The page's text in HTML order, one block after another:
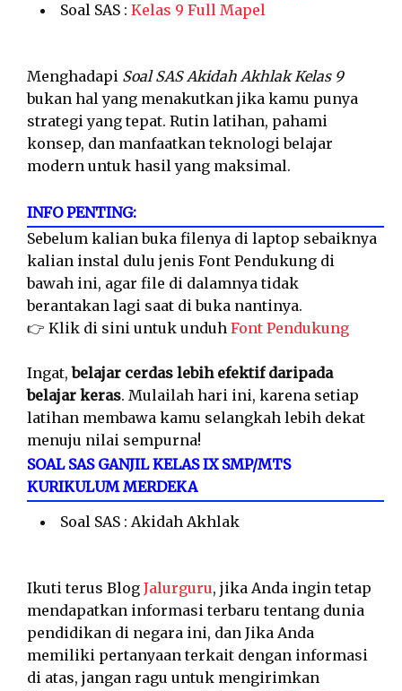
Soal SAS : Kelas 9 Full Mapel
Menghadapi Soal SAS Akidah Akhlak Kelas 9
bukan hal yang menakutkan jika kamu punya
strategi yang tepat. Rutin latihan, pahami
konsep, dan manfaatkan teknologi belajar
modern untuk hasil yang maksimal.
INFO PENTING:
Sebelum kalian buka filenya di laptop sebaiknya
kalian instal dulu jenis Font Pendukung di
bawah ini, agar file di dalamnya tidak
berantakan lagi saat di buka nantinya.
👉 Klik di sini untuk unduh Font Pendukung
Ingat,belajar cerdas lebih efektif daripada
belajar keras. Mulailah hari ini, karena setiap
latihan membawa kamu selangkah lebih dekat
menuju nilai sempurna!
SOAL SAS GANJIL KELAS IX SMP/MTS
KURIKULUM MERDEKA
Soal SAS : Akidah Akhlak
Ikuti terus Blog Jalurguru, jika Anda ingin tetap
mendapatkan informasi terbaru tentang dunia
pendidikan di negara ini, dan Jika Anda
memiliki pertanyaan terkait dengan informasi
di atas, jangan ragu untuk mengirimkan